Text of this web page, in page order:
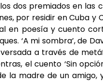
dos premiados en
por residir en Cuba
en poesía y cuento
‘A mi sombra’, de
a través de
el cuento ‘Sin
la madre de un